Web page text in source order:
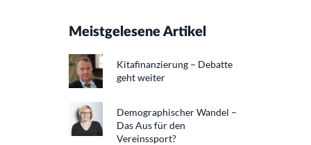
Meistgelesene Artikel
Kitafinanzierung – Debatte
geht weiter
Demographischer Wandel –
Das Aus für den
Vereinssport?